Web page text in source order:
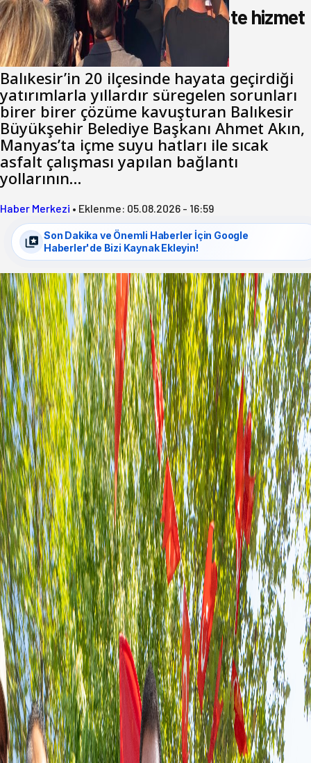
Akın: Benim derdim memlekete hizmet
hemşerim!
Balıkesir’in 20 ilçesinde hayata geçirdiği
yatırımlarla yıllardır süregelen sorunları
birer birer çözüme kavuşturan Balıkesir
Büyükşehir Belediye Başkanı Ahmet Akın,
Manyas’ta içme suyu hatları ile sıcak
asfalt çalışması yapılan bağlantı
yollarının…
Haber Merkezi • Eklenme: 05.08.2026 - 16:59
Son Dakika ve Önemli Haberler İçin Google
Haberler'de Bizi Kaynak Ekleyin!